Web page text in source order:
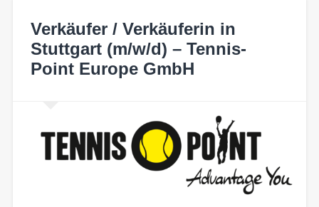
Verkäufer / Verkäuferin in
Stuttgart (m/w/d) – Tennis-
Point Europe GmbH